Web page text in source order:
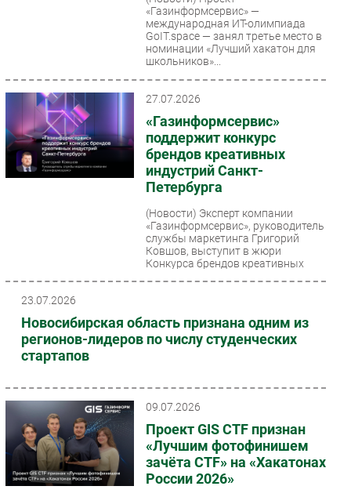
Outsourcing
Кадры
Регулирование
Финансы
Web
РАЗДЕЛЫ
Новости
Аналитика
Интервью
Мероприятия
Проекты
IT класс
«Газинформсервис» —
международная ИТ-олимпиада
GoIT.space — занял третье место в
номинации «Лучший хакатон для
школьников»...
27.07.2026
«Газинформсервис»
поддержит конкурс
брендов креативных
индустрий Санкт-
Петербурга
(Новости) Эксперт компании
«Газинформсервис», руководитель
службы маркетинга Григорий
Ковшов, выступит в жюри
Конкурса брендов креативных
23.07.2026
Новосибирская область признана одним из
регионов-лидеров по числу студенческих
стартапов
09.07.2026
Проект GIS CTF признан
«Лучшим фотофинишем
зачёта CTF» на «Хакатонах
России 2026»